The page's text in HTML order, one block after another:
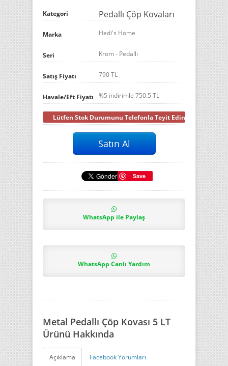
Kategori Pedallı Çöp Kovaları
Marka Hedi's Home
Seri Krom - Pedallı
Satış Fiyatı 790 TL
Havale/Eft Fiyatı %5 indirimle 750.5 TL
Lütfen Stok Durumunu Telefonla Teyit Ediniz
Save
WhatsApp ile Paylaş
WhatsApp Canlı Yardım
Metal Pedallı Çöp Kovası 5 LT
Ürünü Hakkında
Açıklama Facebook Yorumları